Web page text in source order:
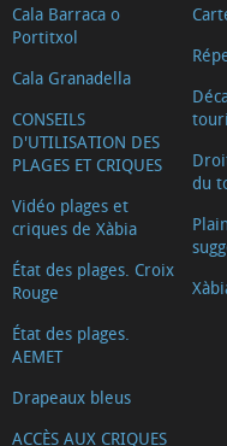
Cala Barraca o
Portitxol
Cala Granadella
CONSEILS
D'UTILISATION DES
PLAGES ET CRIQUES
Vidéo plages et
criques de Xàbia
État des plages. Croix
Rouge
État des plages.
AEMET
Drapeaux bleus
ACCÈS AUX CRIQUES
du